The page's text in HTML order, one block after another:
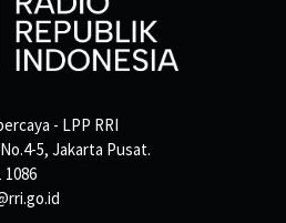
- LPP RRI
5, Jakarta Pusat.
1086